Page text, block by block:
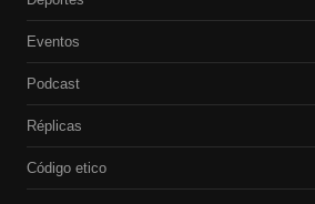
Eventos
Podcast
Réplicas
Código etico